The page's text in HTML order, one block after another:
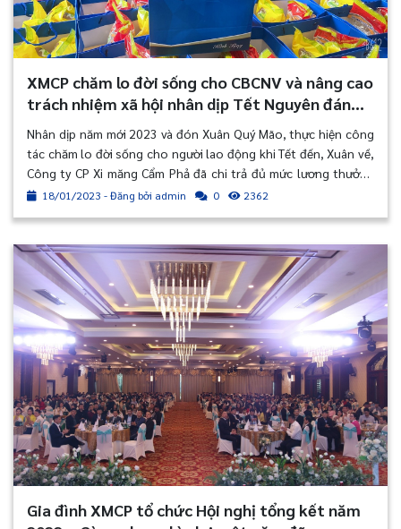
XMCP chăm lo đời sống cho CBCNV và nâng cao
trách nhiệm xã hội nhân dịp Tết Nguyên đán
Nhân dịp năm mới 2023 và đón Xuân Quý Mão, thực hiện công
tác chăm lo đời sống cho người lao động khi Tết đến, Xuân về,
Công ty CP Xi măng Cẩm Phả đã chi trả đủ mức lương thưởng
Tết cho người lao động, đồng thời triển khai nhiều chương
18/01/2023 - Đăng bởi admin 0 2362
Gia đình XMCP tổ chức Hội nghị tổng kết năm